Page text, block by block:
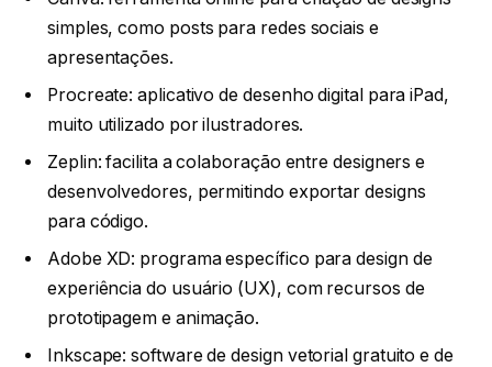
simples, como posts para redes sociais e
apresentações.
Procreate: aplicativo de desenho digital para iPad,
muito utilizado por ilustradores.
Zeplin: facilita a colaboração entre designers e
desenvolvedores, permitindo exportar designs
para código.
Adobe XD: programa específico para design de
experiência do usuário (UX), com recursos de
prototipagem e animação.
Inkscape: software de design vetorial gratuito e de